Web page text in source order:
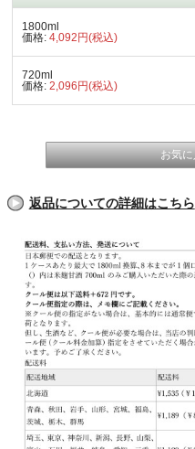
1800ml
価格:4,092円(税込)
720ml
価格:2,096円(税込)
返品についての詳細はこちら